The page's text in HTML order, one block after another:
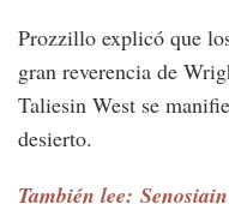
Prozzillo explicó que
gran reverencia de
Taliesin West se
desierto.
También lee: